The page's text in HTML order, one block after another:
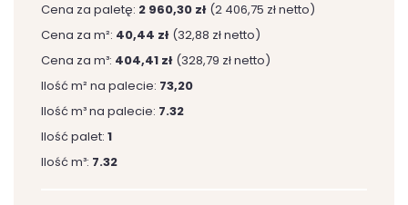
Cena za paletę: 2 960,30 zł (2 406,75 zł netto)
Cena za m²: 40,44 zł (32,88 zł netto)
Cena za m³: 404,41 zł (328,79 zł netto)
Ilość m² na palecie: 73,20
Ilość m³ na palecie: 7.32
Ilość palet: 1
Ilość m³: 7.32